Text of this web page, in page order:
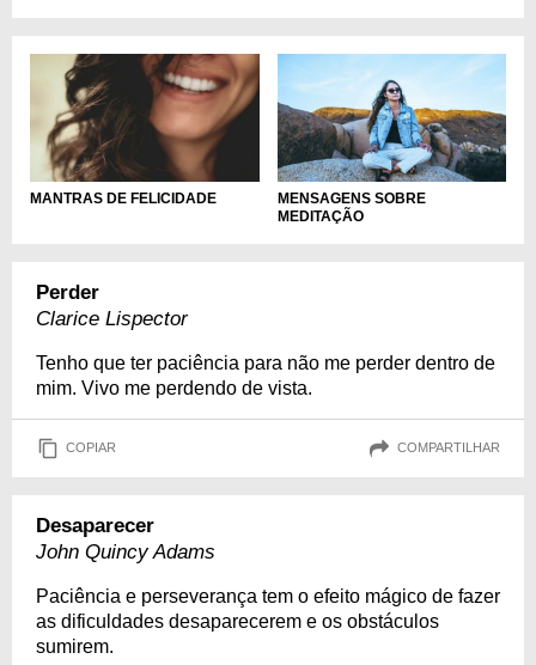
MANTRAS DE FELICIDADE
MENSAGENS SOBRE
MEDITAÇÃO
Perder
Clarice Lispector
Tenho que ter paciência para não me perder dentro de
mim. Vivo me perdendo de vista.
COPIAR COMPARTILHAR
Desaparecer
John Quincy Adams
Paciência e perseverança tem o efeito mágico de fazer
as dificuldades desaparecerem e os obstáculos
sumirem.